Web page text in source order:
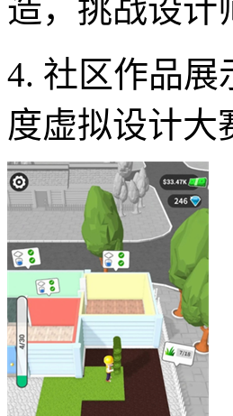
造，挑战设计
4. 社区作品
度虚拟设计大